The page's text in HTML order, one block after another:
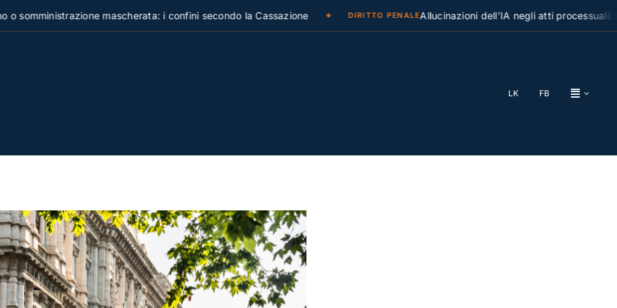
mascherata: i confini secondo la Cassazione DIRITTO PENALEAllucinazioni dell’IA negli atti processuali: la
LK FB